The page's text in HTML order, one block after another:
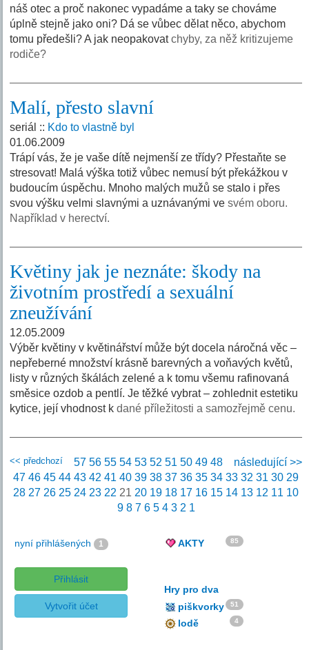
náš otec a proč nakonec vypadáme a taky se chováme
úplně stejně jako oni? Dá se vůbec dělat něco, abychom
tomu předešli? A jak neopakovatchyby, za něž kritizujeme
rodiče?
Malí, přesto slavní
seriál :: Kdo to vlastně byl
01.06.2009
Trápí vás, že je vaše dítě nejmenší ze třídy? Přestaňte se
stresovat! Malá výška totiž vůbec nemusí být překážkou v
budoucím úspěchu. Mnoho malých mužů se stalo i přes
svou výšku velmi slavnými a uznávanými vesvém oboru.
Například v herectví.
Květiny jak je neznáte: škody na
životním prostředí a sexuální
zneužívání
12.05.2009
Výběr květiny v květinářství může být docela náročná věc –
nepřeberné množství krásně barevných a voňavých květů,
listy v různých škálách zelené a k tomu všemu rafinovaná
směsice ozdob a pentlí. Je těžké vybrat – zohlednit estetiku
kytice, její vhodnost kdané příležitosti a samozřejmě cenu.
<< předchozí následující >>
57 56 55 54 53 52 51 50 49 48
47 46 45 44 43 42 41 40 39 38 37 36 35 34 33 32 31 30 29
28 27 26 25 24 23 22 21 20 19 18 17 16 15 14 13 12 11 10
9 8 7 6 5 4 3 2 1
nyní přihlášených 1
Přihlásit
Vytvořit účet
AKTY 85
Hry pro dva
piškvorky
51
lodě 4